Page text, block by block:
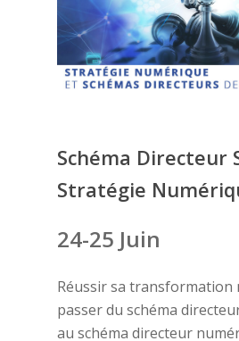
Schéma Directeur
Stratégie
24-25 Juin
Réussir sa transformation
passer du schéma
au schéma directeur